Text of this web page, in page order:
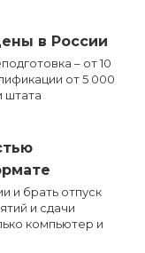
в России
– от 10
от 5 000
штата
и брать отпуск
и сдачи
компьютер и